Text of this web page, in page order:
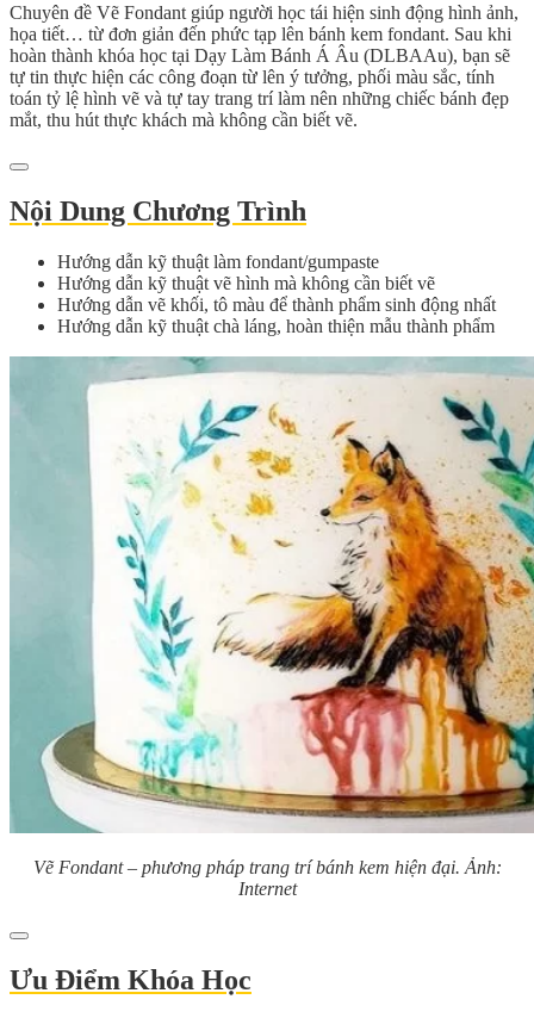
Chuyên đề Vẽ Fondant giúp người học tái hiện sinh động hình ảnh,
họa tiết… từ đơn giản đến phức tạp lên bánh kem fondant. Sau khi
hoàn thành khóa học tại Dạy Làm Bánh Á Âu (DLBAAu), bạn sẽ
tự tin thực hiện các công đoạn từ lên ý tưởng, phối màu sắc, tính
toán tỷ lệ hình vẽ và tự tay trang trí làm nên những chiếc bánh đẹp
mắt, thu hút thực khách mà không cần biết vẽ.
Nội Dung Chương Trình
Hướng dẫn kỹ thuật làm fondant/gumpaste
Hướng dẫn kỹ thuật vẽ hình mà không cần biết vẽ
Hướng dẫn vẽ khối, tô màu để thành phẩm sinh động nhất
Hướng dẫn kỹ thuật chà láng, hoàn thiện mẫu thành phẩm
Vẽ Fondant – phương pháp trang trí bánh kem hiện đại. Ảnh:
Internet
Ưu Điểm Khóa Học